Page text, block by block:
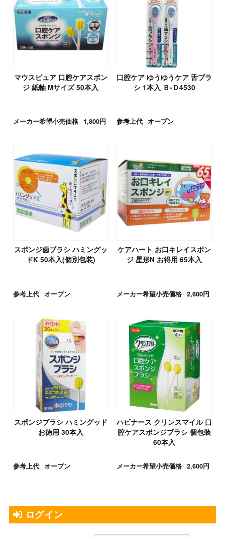
マウスピュア 口腔ケアスポン
ジ 紙軸 Mサイズ 50本入
メーカー希望小売価格 1,800円
口腔ケア ゆうゆうケア 舌ブラ
シ 1本入 Ｂ-Ｄ4530
参考上代 オープン
スポンジ歯ブラシ ハミングッ
ドK 50本入(個別包装)
参考上代 オープン
ケアハート お口キレイスポン
ジ 星形N お得用 65本入
メーカー希望小売価格 2,600円
スポンジブラシ ハミングッド
お徳用 30本入
参考上代 オープン
ハビナース クリンスマイル 口
腔ケアスポンジブラシ 個包装
60本入
メーカー希望小売価格 2,600円
ログイン